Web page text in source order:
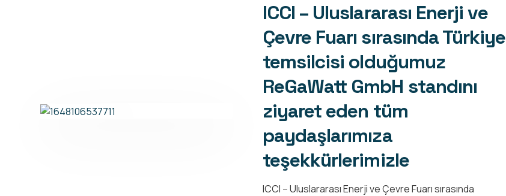
ICCI – Uluslararası Enerji ve
Çevre Fuarı sırasında Türkiye
temsilcisi olduğumuz
ReGaWatt GmbH standını
ziyaret eden tüm
paydaşlarımıza
teşekkürlerimizle
ICCI – Uluslararası Enerji ve Çevre Fuarı sırasında